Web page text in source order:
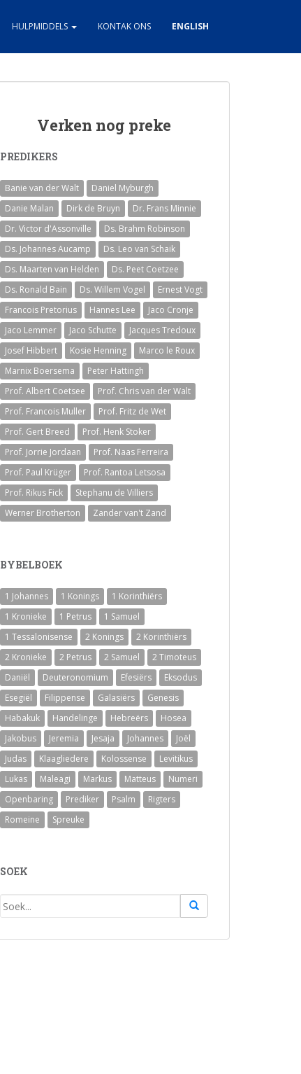
HULPMIDDELS KONTAK ONS ENGLISH
Verken nog preke
PREDIKERS
Banie van der Walt
Daniel Myburgh
Danie Malan
Dirk de Bruyn
Dr. Frans Minnie
Dr. Victor d'Assonville
Ds. Brahm Robinson
Ds. Johannes Aucamp
Ds. Leo van Schaik
Ds. Maarten van Helden
Ds. Peet Coetzee
Ds. Ronald Bain
Ds. Willem Vogel
Ernest Vogt
Francois Pretorius
Hannes Lee
Jaco Cronje
Jaco Lemmer
Jaco Schutte
Jacques Tredoux
Josef Hibbert
Kosie Henning
Marco le Roux
Marnix Boersema
Peter Hattingh
Prof. Albert Coetsee
Prof. Chris van der Walt
Prof. Francois Muller
Prof. Fritz de Wet
Prof. Gert Breed
Prof. Henk Stoker
Prof. Jorrie Jordaan
Prof. Naas Ferreira
Prof. Paul Krüger
Prof. Rantoa Letsosa
Prof. Rikus Fick
Stephanu de Villiers
Werner Brotherton
Zander van't Zand
BYBELBOEK
1 Johannes 1 Konings
1 Korinthiërs
1 Kronieke
1 Petrus
1 Samuel
1 Tessalonisense
2 Konings
2 Korinthiërs
2 Kronieke
2 Petrus 2 Samuel
2 Timoteus
Daniël
Deuteronomium Efesiërs
Eksodus
Esegiël
Filippense Galasiërs
Genesis
Habakuk
Handelinge Hebreërs
Hosea
Jakobus
Jeremia Jesaja Johannes
Joël
Judas
Klaagliedere Kolossense
Levitikus
Lukas
Maleagi Markus Matteus
Numeri
Openbaring
Prediker Psalm
Rigters
Romeine
Spreuke
SOEK